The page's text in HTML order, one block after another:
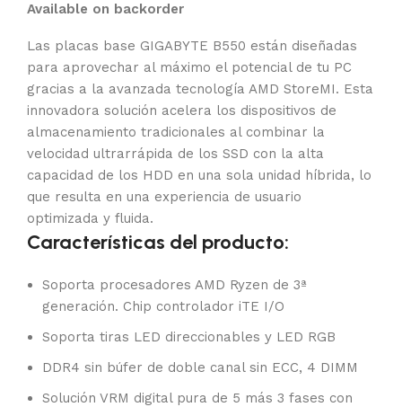
Available on backorder
Las placas base GIGABYTE B550 están diseñadas
para aprovechar al máximo el potencial de tu PC
gracias a la avanzada tecnología AMD StoreMI. Esta
innovadora solución acelera los dispositivos de
almacenamiento tradicionales al combinar la
velocidad ultrarrápida de los SSD con la alta
capacidad de los HDD en una sola unidad híbrida, lo
que resulta en una experiencia de usuario
optimizada y fluida.
Características del producto:
Soporta procesadores AMD Ryzen de 3ª
generación. Chip controlador iTE I/O
Soporta tiras LED direccionables y LED RGB
DDR4 sin búfer de doble canal sin ECC, 4 DIMM
Solución VRM digital pura de 5 más 3 fases con